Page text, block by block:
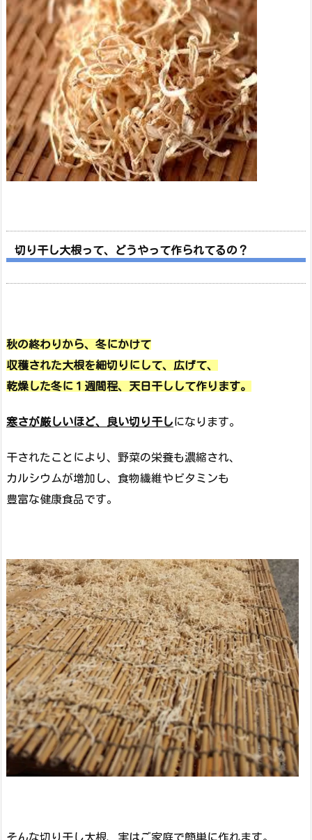
切り干し大根って、どうやって作られてるの？
秋の終わりから、冬にかけて
収穫された大根を細切りにして、広げて、
乾燥した冬に１週間程、天日干しして作ります。
寒さが厳しいほど、良い切り干しになります。
干されたことにより、野菜の栄養も濃縮され、
カルシウムが増加し、食物繊維やビタミンも
豊富な健康食品です。
そんな切り干し大根、実はご家庭で簡単に作れます。